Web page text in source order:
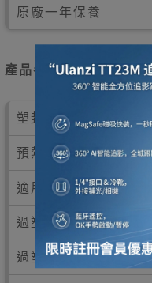
原廠一年保養
產品參數
塑封規格: A3
預熱時間: 2.5-
適用膜厚: 70-125mic
過塑厚度: <0.5mm
過塑速度: 250mm/